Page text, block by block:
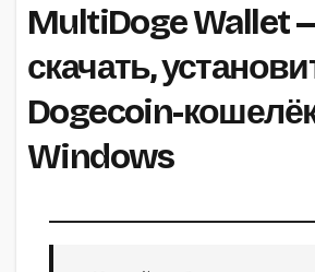
MultiDoge Wallet
скачать,
Dogecoin-
Windows